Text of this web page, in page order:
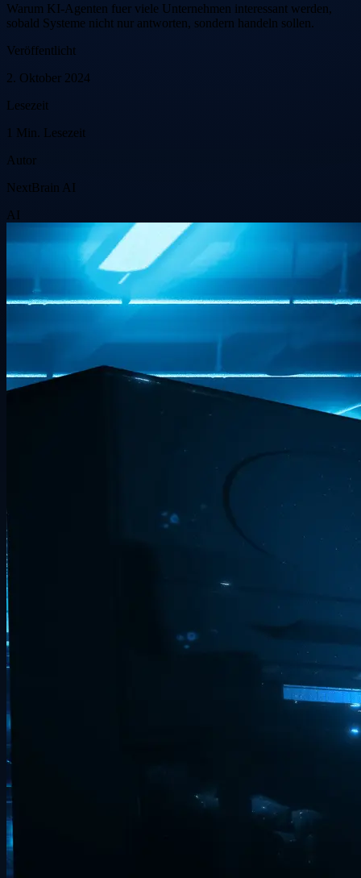
Warum KI-Agenten fuer viele Unternehmen interessant werden,
sobald Systeme nicht nur antworten, sondern handeln sollen.
Veröffentlicht
2. Oktober 2024
Lesezeit
1 Min. Lesezeit
Autor
NextBrain AI
AI